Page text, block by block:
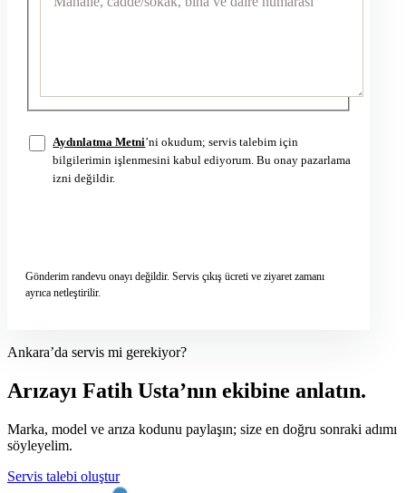
Aydınlatma Metni’ni okudum; servis talebim için
bilgilerimin işlenmesini kabul ediyorum. Bu onay pazarlama
izni değildir.
Gönderim randevu onayı değildir. Servis çıkış ücreti ve ziyaret zamanı
ayrıca netleştirilir.
Ankara’da servis mi gerekiyor?
Arızayı Fatih Usta’nın ekibine anlatın.
Marka, model ve arıza kodunu paylaşın; size en doğru sonraki adımı
söyleyelim.
Servis talebi oluştur